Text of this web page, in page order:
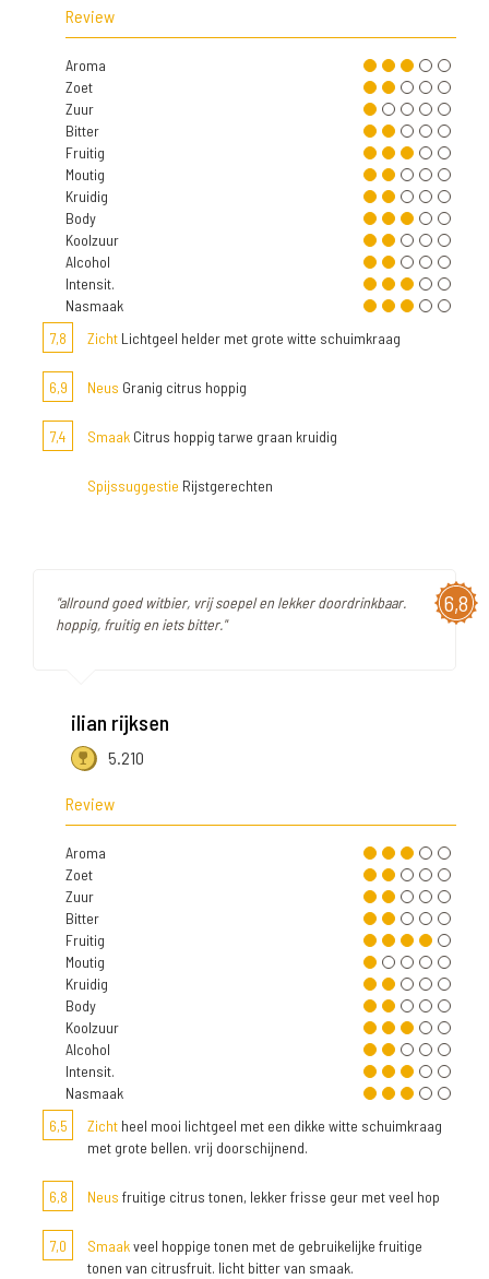
Review
Aroma
Zoet
Zuur
Bitter
Fruitig
Moutig
Kruidig
Body
Koolzuur
Alcohol
Intensit.
Nasmaak
7,8
Zicht Lichtgeel helder met grote witte schuimkraag
6,9 Neus Granig citrus hoppig
7,4 Smaak Citrus hoppig tarwe graan kruidig
Spijssuggestie Rijstgerechten
6,8
"allround goed witbier, vrij soepel en lekker doordrinkbaar.
hoppig, fruitig en iets bitter."
ilian rijksen
5.210
Review
Aroma
Zoet
Zuur
Bitter
Fruitig
Moutig
Kruidig
Body
Koolzuur
Alcohol
Intensit.
Nasmaak
6,5
Zicht heel mooi lichtgeel met een dikke witte schuimkraag
met grote bellen. vrij doorschijnend.
6,8 Neus fruitige citrus tonen, lekker frisse geur met veel hop
7,0 Smaakveel hoppige tonen met de gebruikelijke fruitige
tonen van citrusfruit. licht bitter van smaak.